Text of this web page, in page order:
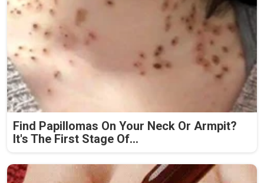
Find Papillomas On Your Neck Or Armpit?
It's The First Stage Of...